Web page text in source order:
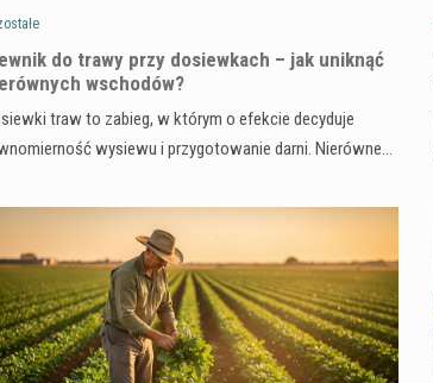
do trawy przy dosiewkach – jak uniknąć
wschodów?
traw to zabieg, w którym o efekcie decyduje
wysiewu i przygotowanie darni. Nierówne…